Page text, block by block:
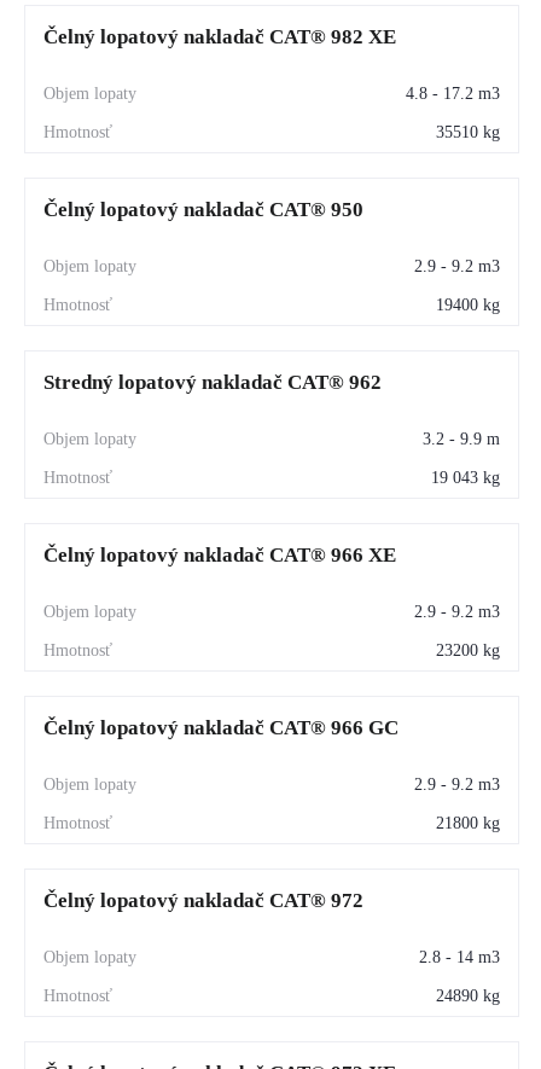
Čelný lopatový nakladač CAT® 982 XE
4.8 - 17.2 m3
35510 kg
Čelný lopatový nakladač CAT® 950
2.9 - 9.2 m3
19400 kg
Stredný lopatový nakladač CAT® 962
3.2 - 9.9 m
19 043 kg
Čelný lopatový nakladač CAT® 966 XE
2.9 - 9.2 m3
23200 kg
Čelný lopatový nakladač CAT® 966 GC
2.9 - 9.2 m3
21800 kg
Čelný lopatový nakladač CAT® 972
2.8 - 14 m3
24890 kg